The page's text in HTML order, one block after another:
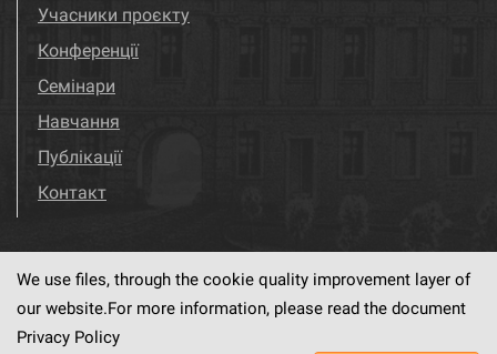
Учасники проєкту
Конференції
Семінари
Навчання
Публікації
Контакт
Visit us! Facebook
We use files, through the cookie quality improvement layer of
our website.For more information, please read the document
Privacy Policy